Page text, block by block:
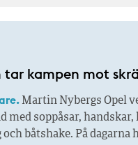
tar kampen mot
Martin Nybergs Opel
med soppåsar,
båtshake. På dagarna